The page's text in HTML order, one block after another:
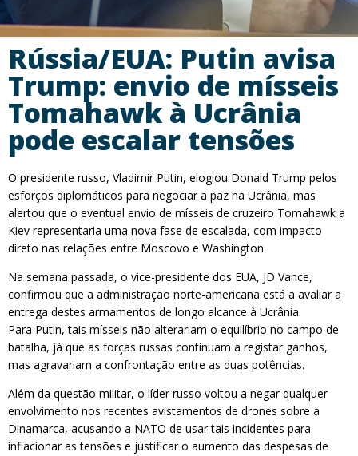
Rússia/EUA: Putin avisa
Trump: envio de mísseis
Tomahawk à Ucrânia
pode escalar tensões
O presidente russo, Vladimir Putin, elogiou Donald Trump pelos
esforços diplomáticos para negociar a paz na Ucrânia, mas
alertou que o eventual envio de mísseis de cruzeiro Tomahawk a
Kiev representaria uma nova fase de escalada, com impacto
direto nas relações entre Moscovo e Washington.
Na semana passada, o vice-presidente dos EUA, JD Vance,
confirmou que a administração norte-americana está a avaliar a
entrega destes armamentos de longo alcance à Ucrânia.
Para Putin, tais mísseis não alterariam o equilíbrio no campo de
batalha, já que as forças russas continuam a registar ganhos,
mas agravariam a confrontação entre as duas potências.
Além da questão militar, o líder russo voltou a negar qualquer
envolvimento nos recentes avistamentos de drones sobre a
Dinamarca, acusando a NATO de usar tais incidentes para
inflacionar as tensões e justificar o aumento das despesas de